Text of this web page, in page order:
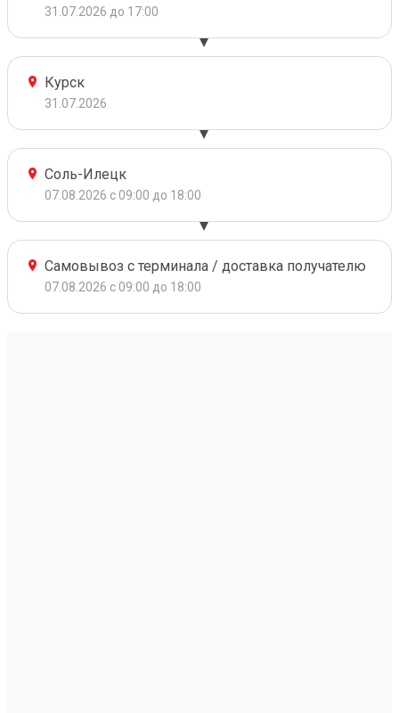
31.07.2026 до 17:00
Курск
31.07.2026
Соль-Илецк
07.08.2026 с 09:00 до 18:00
Самовывоз с терминала / доставка получателю
07.08.2026 с 09:00 до 18:00